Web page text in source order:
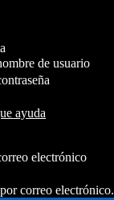
de usuario
ayuda
electrónico
correo electrónico.